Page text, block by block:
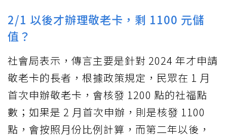
2/1 以後才辦理敬老卡，剩 1100 元儲
值？
社會局表示，傳言主要是針對 2024 年才申請
敬老卡的長者，根據政策規定，民眾在 1 月
首次申辦敬老卡，會核發 1200 點的社福點
數；如果是 2 月首次申辦，則是核發 1100
點，會按照月份比例計算，而第二年以後，